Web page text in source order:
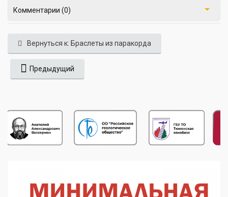
Комментарии (0)
Вернуться к: Браслеты из паракорда
Предыдущий